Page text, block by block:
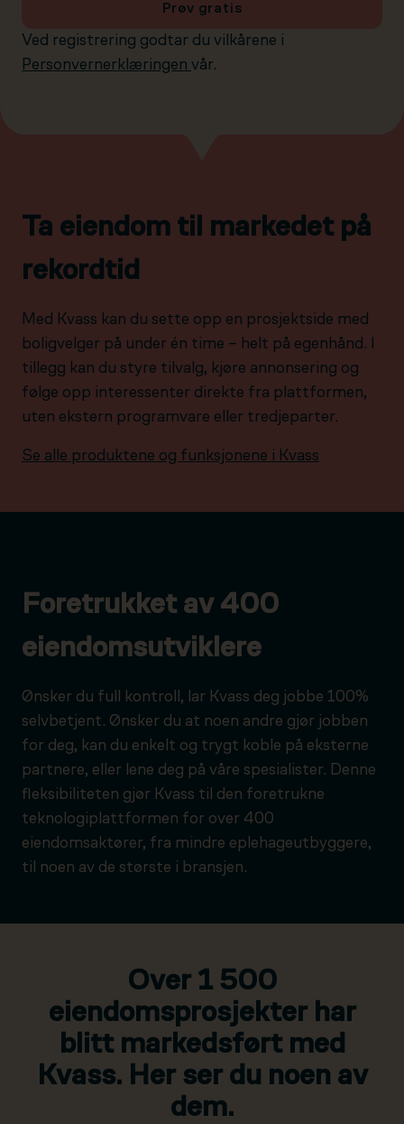
Ved registrering godtar du vilkårene i
Personvernerklæringen vår.
Prøv gratis
Ta eiendom til markedet på
rekordtid
Med Kvass kan du sette opp en prosjektside med
boligvelger på under én time – helt på egenhånd. I
tillegg kan du styre tilvalg, kjøre annonsering og
følge opp interessenter direkte fra plattformen,
uten ekstern programvare eller tredjeparter.
Se alle produktene og funksjonene i Kvass
Foretrukket av 400
eiendomsutviklere
Ønsker du full kontroll, lar Kvass deg jobbe 100%
selvbetjent. Ønsker du at noen andre gjør jobben
for deg, kan du enkelt og trygt koble på eksterne
partnere, eller lene deg på våre spesialister. Denne
fleksibiliteten gjør Kvass til den foretrukne
teknologiplattformen for over 400
eiendomsaktører, fra mindre eplehageutbyggere,
til noen av de største i bransjen.
Over 1 500
eiendomsprosjekter har
blitt markedsført med
Kvass. Her ser du noen av
dem.